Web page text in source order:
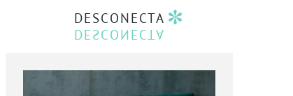
DESCONECTA